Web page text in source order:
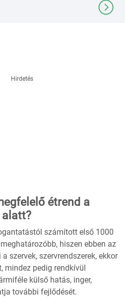
Hirdetés
étrend a
alatt?
számított első 1000
hiszen ebben az
szervek, szervrendszerek, ekkor
mindez pedig rendkívül
külső hatás, inger,
további fejlődését.